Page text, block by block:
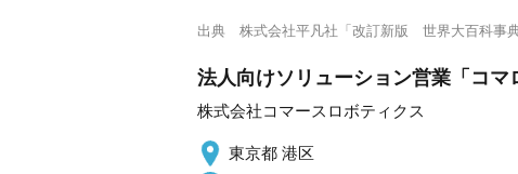
出典 株式会社平凡社「改訂新版 世界大百科事典
法人向けソリューション営業「コ
株式会社コマースロボティクス
東京都 港区